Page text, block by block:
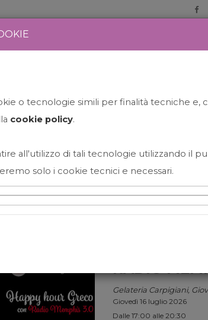
HAPPY
RADIO
Gelateria Carpigiani,
Giovedì 16 luglio 2026
Dalle 17:00 alle 20:30
o tecnologie simili per finalità tecniche e,
cookie policy.
all'utilizzo di tali tecnologie utilizzando il
solo i cookie tecnici e necessari.